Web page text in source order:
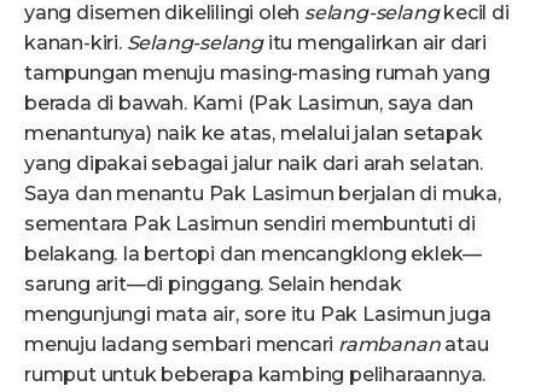
yang disemen dikelilingi oleh selang-selangkecil di
kanan-kiri. Selang-selangitu mengalirkan air dari
tampungan menuju masing-masing rumah yang
berada di bawah. Kami (Pak Lasimun, saya dan
menantunya) naik ke atas, melalui jalan setapak
yang dipakai sebagai jalur naik dari arah selatan.
Saya dan menantu Pak Lasimun berjalan di muka,
sementara Pak Lasimun sendiri membuntuti di
belakang. Ia bertopi dan mencangklong eklek—
sarung arit—di pinggang. Selain hendak
mengunjungi mata air, sore itu Pak Lasimun juga
menuju ladang sembari mencari rambananatau
rumput untuk beberapa kambing peliharaannya.